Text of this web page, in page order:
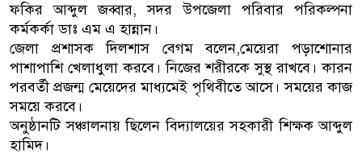
ফকির আব্দুল জব্বার, সদর উপজেলা পরিবার পরিকল্পনা
কর্মকর্কা ডাঃ এম এ হান্নান।
জেলা প্রশাসক দিলশাস বেগম বলেন,মেয়েরা পড়াশোনার
পাশাপাশি খেলাধুলা করবে। নিজের শরীরকে সুস্থ রাখবে। কারন
পরবর্তী প্রজন্ম মেয়েদের মাধ্যমেই পৃথিবীতে আসে। সময়ের কাজ
সময়ে করবে।
অনুষ্ঠানটি সঞ্চালনায় ছিলেন বিদ্যালয়ের সহকারী শিক্ষক আব্দুল
হামিদ।